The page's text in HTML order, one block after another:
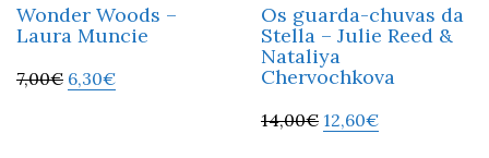
Wonder Woods –
Laura Muncie
7,00€ 6,30€
Os guarda-chuvas da
Stella – Julie Reed &
Nataliya
Chervochkova
14,00€ 12,60€